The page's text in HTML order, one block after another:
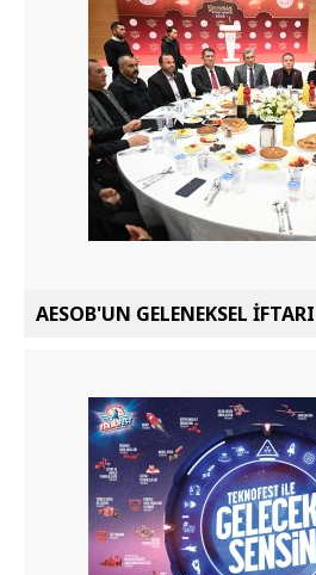
AESOB'UN GELENEKSEL İFTARI